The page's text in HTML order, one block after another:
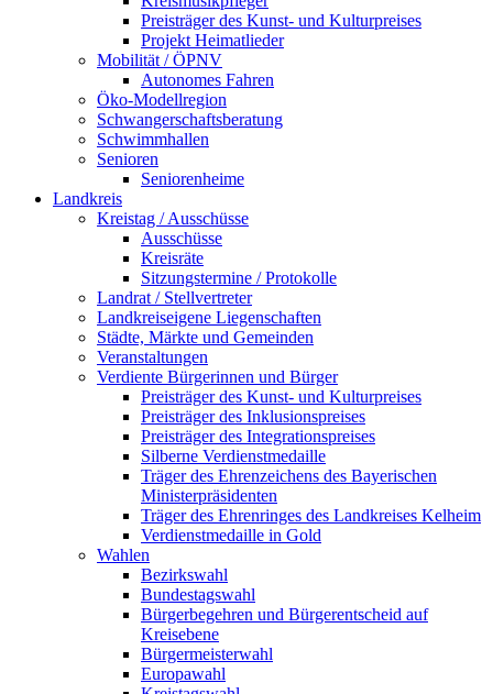
Preisträger des Kunst- und Kulturpreises
Projekt Heimatlieder
Mobilität / ÖPNV
Autonomes Fahren
Öko-Modellregion
Schwangerschaftsberatung
Schwimmhallen
Senioren
Seniorenheime
Landkreis
Kreistag / Ausschüsse
Ausschüsse
Kreisräte
Sitzungstermine / Protokolle
Landrat / Stellvertreter
Landkreiseigene Liegenschaften
Städte, Märkte und Gemeinden
Veranstaltungen
Verdiente Bürgerinnen und Bürger
Preisträger des Kunst- und Kulturpreises
Preisträger des Inklusionspreises
Preisträger des Integrationspreises
Silberne Verdienstmedaille
Träger des Ehrenzeichens des Bayerischen
Ministerpräsidenten
Träger des Ehrenringes des Landkreises Kelheim
Verdienstmedaille in Gold
Wahlen
Bezirkswahl
Bundestagswahl
Bürgerbegehren und Bürgerentscheid auf
Kreisebene
Bürgermeisterwahl
Europawahl